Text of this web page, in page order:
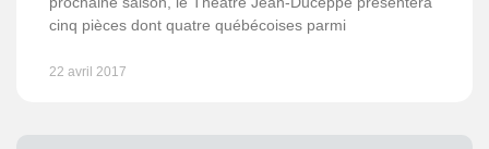
cinq pièces dont quatre québécoises parmi
22 avril 2017